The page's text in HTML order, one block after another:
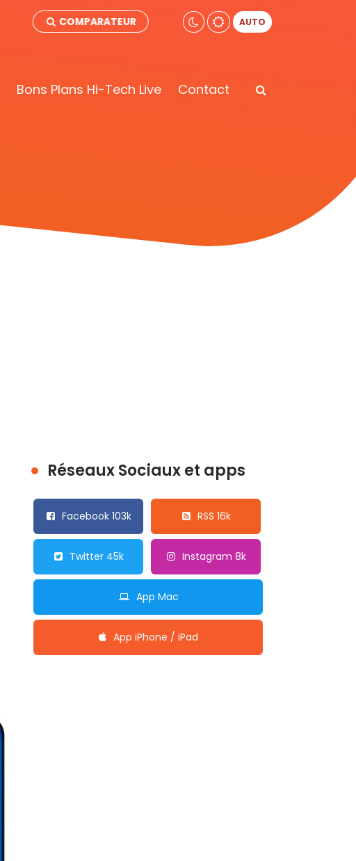
COMPARATEUR AUTO
Bons Plans Hi-Tech Live Contact
Réseaux Sociaux et apps
Facebook 103k RSS 16k
Twitter 45k Instagram 8k
App Mac
App iPhone / iPad